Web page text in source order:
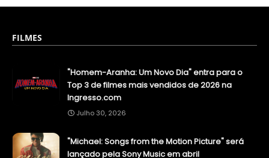
FILMES
"Homem-Aranha: Um Novo Dia" entra para o
Top 3 de filmes mais vendidos de 2026 na
Ingresso.com
Julho 30, 2026
"Michael: Songs from the Motion Picture" será
lançado pela Sony Music em abril